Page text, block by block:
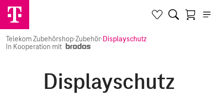
Telekom Zubehörshop·Zubehör·Displayschutz
In Kooperation mit
Displayschutz